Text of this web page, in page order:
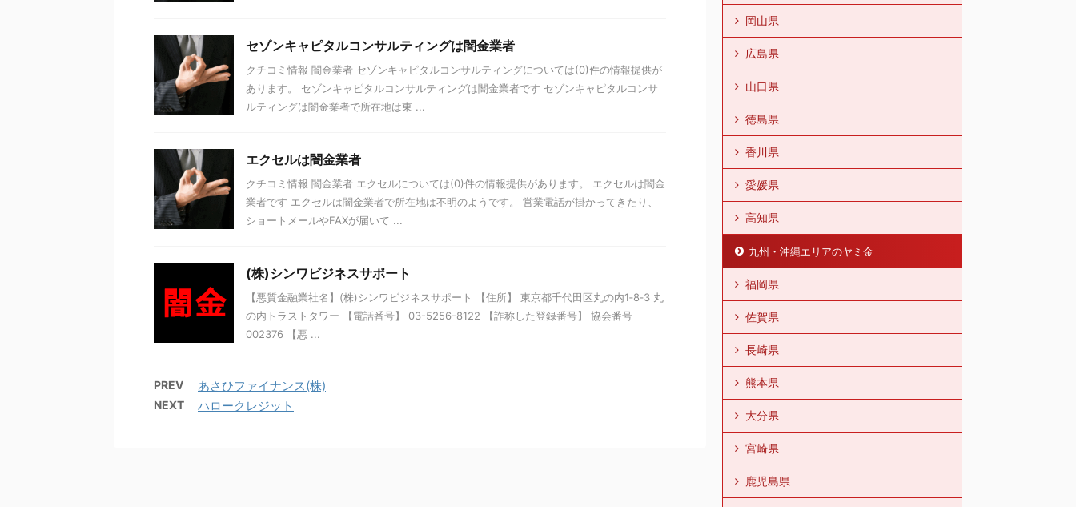
セゾンキャピタルコンサルティングは闇金業者
クチコミ情報 闇金業者 セゾンキャピタルコンサルティングについては(0)件の情報提供が
あります。 セゾンキャピタルコンサルティングは闇金業者です セゾンキャピタルコンサ
ルティングは闇金業者で所在地は東 ...
エクセルは闇金業者
クチコミ情報 闇金業者 エクセルについては(0)件の情報提供があります。 エクセルは闇金
業者です エクセルは闇金業者で所在地は不明のようです。 営業電話が掛かってきたり、
ショートメールやFAXが届いて ...
(株)シンワビジネスサポート
【悪質金融業社名】(株)シンワビジネスサポート 【住所】 東京都千代田区丸の内1‐8‐3 丸
の内トラストタワー 【電話番号】 03-5256-8122 【詐称した登録番号】 協会番号
002376 【悪 ...
PREV あさひファイナンス(株)
NEXT ハロークレジット
岡山県
広島県
山口県
徳島県
香川県
愛媛県
高知県
九州・沖縄エリアのヤミ金
福岡県
佐賀県
長崎県
熊本県
大分県
宮崎県
鹿児島県